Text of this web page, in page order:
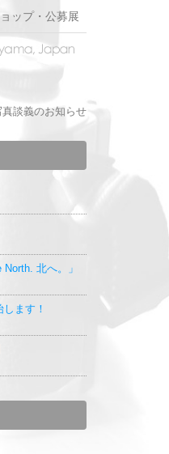
ップ・公募展
真談義のお知らせ
北へ。」
ます！